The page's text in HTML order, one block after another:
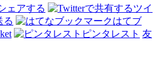
ェアする
ツイ
る
はてブ
ピンタレスト 友